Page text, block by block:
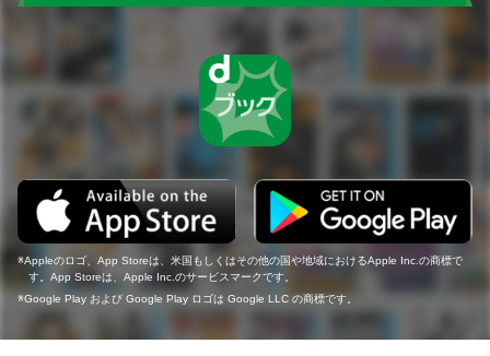
Appleのロゴ、App Storeは、米国もしくはその他の国や地域におけるApple Inc.の商標で
す。App Storeは、Apple Inc.のサービスマークです。
Google Play および Google Play ロゴは Google LLC の商標です。